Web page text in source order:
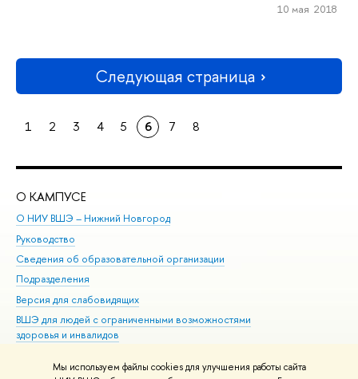
Мы используем файлы cookies для улучшения работы сайта
10 мая 2018
Следующая страница
1 2 3 4 5 6 7 8
О КАМПУСЕ
О НИУ ВШЭ – Нижний Новгород
Руководство
Сведения об образовательной организации
Подразделения
Версия для слабовидящих
ВШЭ для людей с ограниченными возможностями
здоровья и инвалидов